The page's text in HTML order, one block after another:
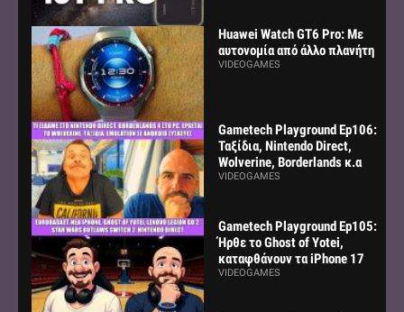
Huawei Watch GT6 Pro: Με
αυτονομία από άλλο πλανήτη
VIDEOGAMES
Gametech Playground Ep106:
Ταξίδια, Nintendo Direct,
Wolverine, Borderlands κ.α
VIDEOGAMES
Gametech Playground Ep105:
Ήρθε το Ghost of Yotei,
καταφθάνουν τα iPhone 17
VIDEOGAMES